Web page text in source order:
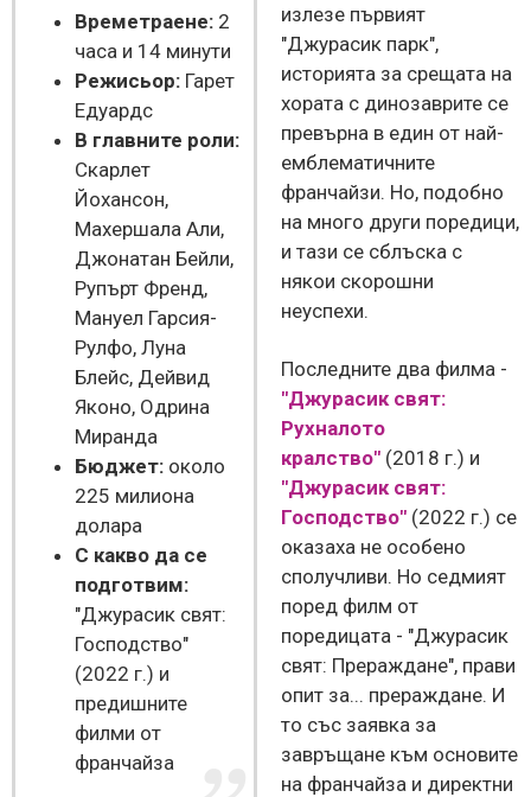
Времетраене: 2
часа и 14 минути
Режисьор: Гарет
Едуардс
В главните роли:
Скарлет
Йохансон,
Махершала Али,
Джонатан Бейли,
Рупърт Френд,
Мануел Гарсия-
Рулфо, Луна
Блейс, Дейвид
Яконо, Одрина
Миранда
Бюджет: около
225 милиона
долара
С какво да се
подготвим:
"Джурасик свят:
Господство"
(2022 г.) и
предишните
филми от
франчайза
излезе първият
"Джурасик парк",
историята за срещата на
хората с динозаврите се
превърна в един от най-
емблематичните
франчайзи. Но, подобно
на много други поредици,
и тази се сблъска с
някои скорошни
неуспехи.
Последните два филма -
"Джурасик свят:
Рухналото
кралство" (2018 г.) и
"Джурасик свят:
Господство" (2022 г.) се
оказаха не особено
сполучливи. Но седмият
поред филм от
поредицата - "Джурасик
свят: Прераждане", прави
опит за... прераждане. И
то със заявка за
завръщане към основите
на франчайза и директни